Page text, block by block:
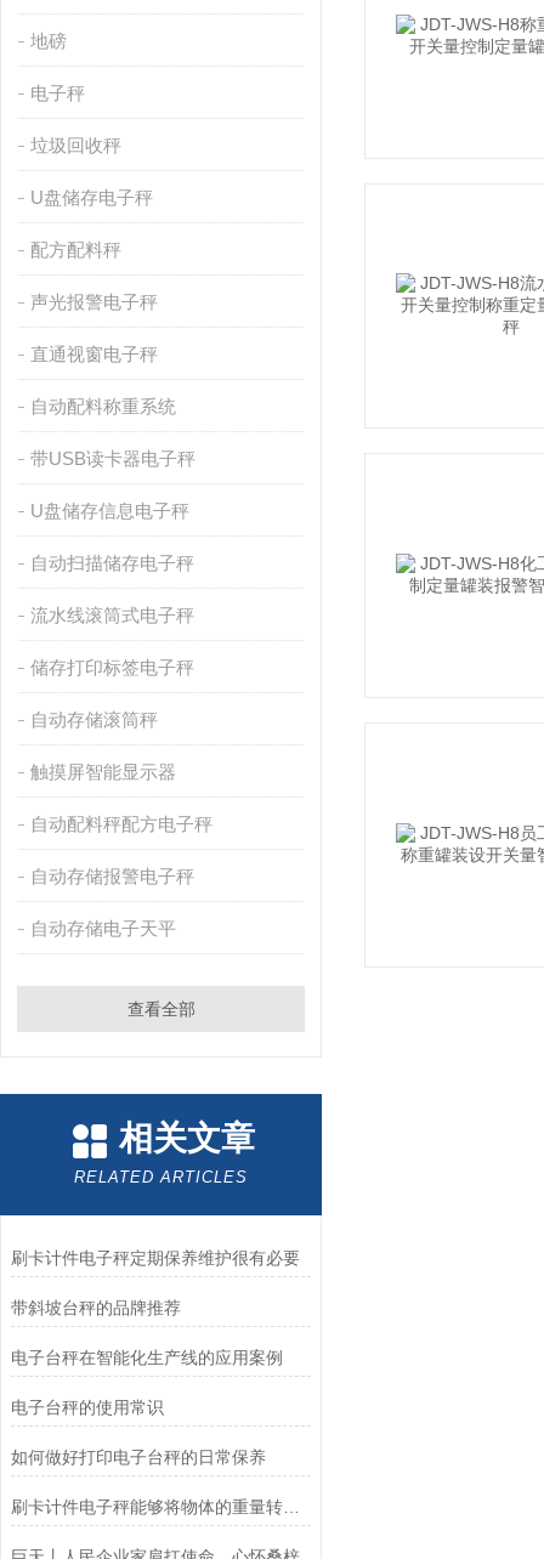
地磅
电子秤
垃圾回收秤
U盘储存电子秤
配方配料秤
声光报警电子秤
直通视窗电子秤
自动配料称重系统
带USB读卡器电子秤
U盘储存信息电子秤
自动扫描储存电子秤
流水线滚筒式电子秤
储存打印标签电子秤
自动存储滚筒秤
触摸屏智能显示器
自动配料秤配方电子秤
自动存储报警电子秤
自动存储电子天平
查看全部
相关文章
RELATED ARTICLES
刷卡计件电子秤定期保养维护很有必要
带斜坡台秤的品牌推荐
电子台秤在智能化生产线的应用案例
电子台秤的使用常识
如何做好打印电子台秤的日常保养
刷卡计件电子秤能够将物体的重量转换为电信号